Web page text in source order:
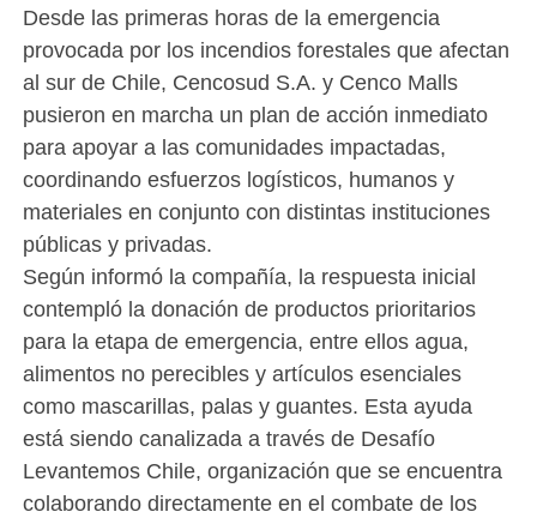
Desde las primeras horas de la emergencia
provocada por los incendios forestales que afectan
al sur de Chile, Cencosud S.A. y Cenco Malls
pusieron en marcha un plan de acción inmediato
para apoyar a las comunidades impactadas,
coordinando esfuerzos logísticos, humanos y
materiales en conjunto con distintas instituciones
públicas y privadas.
Según informó la compañía, la respuesta inicial
contempló la donación de productos prioritarios
para la etapa de emergencia, entre ellos agua,
alimentos no perecibles y artículos esenciales
como mascarillas, palas y guantes. Esta ayuda
está siendo canalizada a través de Desafío
Levantemos Chile, organización que se encuentra
colaborando directamente en el combate de los